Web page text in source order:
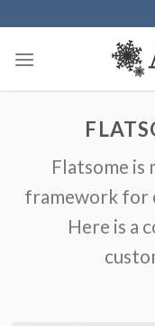
to
content
Flatsome is
framework for
Here is a